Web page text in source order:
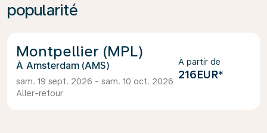
popularité
Montpellier (MPL)
Amsterdam (AMS)
sam. 19 sept. 2026 - sam. 10 oct. 2026
Aller-retour
À partir de
216EUR*